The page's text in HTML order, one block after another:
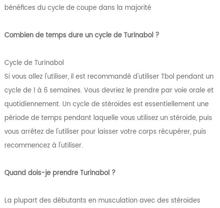
bénéfices du cycle de coupe dans la majorité
Combien de temps dure un cycle de Turinabol ?
Cycle de Turinabol
Si vous allez l'utiliser, il est recommandé d'utiliser Tbol pendant un
cycle de 1 à 6 semaines. Vous devriez le prendre par voie orale et
quotidiennement. Un cycle de stéroïdes est essentiellement une
période de temps pendant laquelle vous utilisez un stéroïde, puis
vous arrêtez de l'utiliser pour laisser votre corps récupérer, puis
recommencez à l'utiliser.
Quand dois-je prendre Turinabol ?
La plupart des débutants en musculation avec des stéroïdes